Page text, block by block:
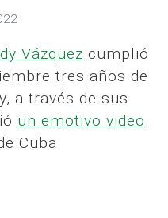
Vázquez cumplió
tres años de
a través de sus
un emotivo video
Cuba.